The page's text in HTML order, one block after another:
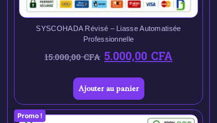
SYSCOHADA Révisé – Liasse Automatisée
Professionnelle
15.000,00CFA 5.000,00CFA
Ajouter au panier
Promo !